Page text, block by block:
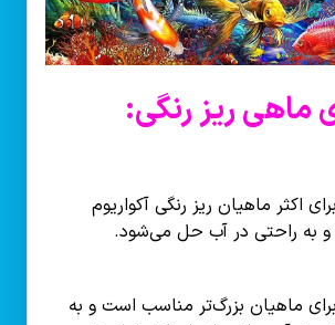
ماهی ریز رنگی:
اکثر ماهیان ریز رنگی آکواریوم
به راحتی در آب حل می‌شود.
ماهیان بزرگ‌تر مناسب است و به